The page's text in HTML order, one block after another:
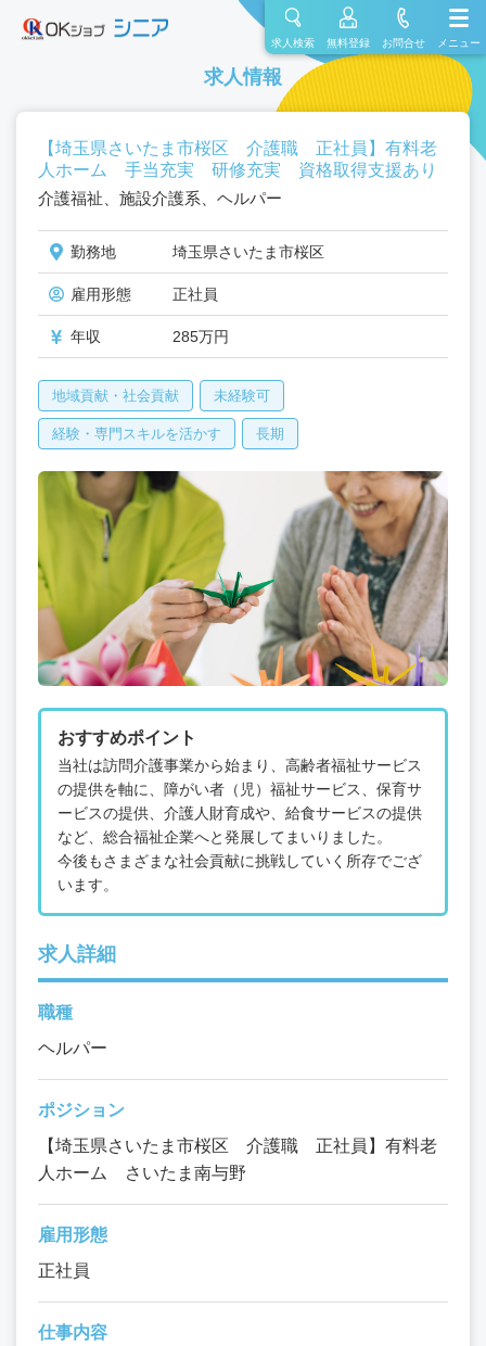
求人検索 無料登録 お問合せ メニュー
求人情報
【埼玉県さいたま市桜区 介護職 正社員】有料老
人ホーム 手当充実 研修充実 資格取得支援あり
介護福祉、施設介護系、ヘルパー
勤務地 埼玉県さいたま市桜区
雇用形態 正社員
年収 285万円
地域貢献・社会貢献 未経験可
経験・専門スキルを活かす 長期
おすすめポイント
当社は訪問介護事業から始まり、高齢者福祉サービス
の提供を軸に、障がい者（児）福祉サービス、保育サ
ービスの提供、介護人財育成や、給食サービスの提供
など、総合福祉企業へと発展してまいりました。
今後もさまざまな社会貢献に挑戦していく所存でござ
います。
求人詳細
職種
ヘルパー
ポジション
【埼玉県さいたま市桜区 介護職 正社員】有料老
人ホーム さいたま南与野
雇用形態
正社員
仕事内容